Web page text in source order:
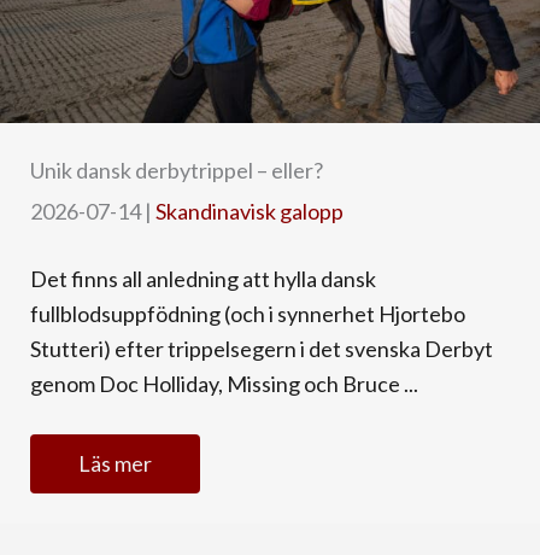
Unik dansk derbytrippel – eller?
2026-07-14| Skandinavisk galopp
Det finns all anledning att hylla dansk
fullblodsuppfödning (och i synnerhet Hjortebo
Stutteri) efter trippelsegern i det svenska Derbyt
genom Doc Holliday, Missing och Bruce ...
Läs mer